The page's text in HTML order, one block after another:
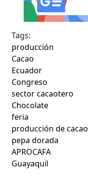
Tags:
producción
Cacao
Ecuador
Congreso
sector cacaotero
Chocolate
feria
producción de cacao
pepa dorada
APROCAFA
Guayaquil